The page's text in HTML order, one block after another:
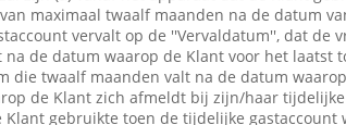
maximaal twaalf maanden na de datum
vervalt op de ''Vervaldatum'', dat de
de datum waarop de Klant voor het laatst
die twaalf maanden valt na de datum
de Klant zich afmeldt bij zijn/haar
gebruikte toen de tijdelijke gastaccount